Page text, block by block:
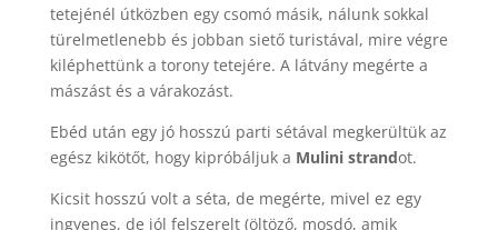
tetejénél útközben egy csomó másik, nálunk sokkal
türelmetlenebb és jobban siető turistával, mire végre
kiléphettünk a torony tetejére. A látvány megérte a
mászást és a várakozást.
Ebéd után egy jó hosszú parti sétával megkerültük az
egész kikötőt, hogy kipróbáljuk a Mulini strandot.
Kicsit hosszú volt a séta, de megérte, mivel ez egy
ingyenes, de jól felszerelt (öltöző, mosdó, amik